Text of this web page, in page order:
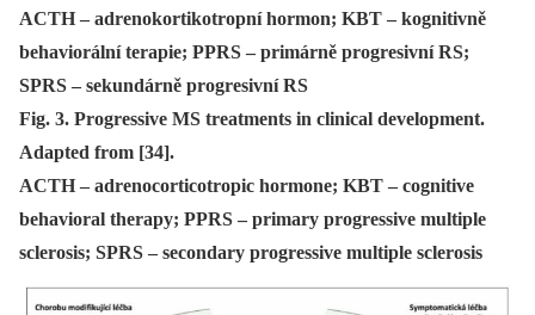
ACTH – adrenokortikotropní hormon; KBT – kognitivně
behaviorální terapie; PPRS – primárně progresivní RS;
SPRS – sekundárně progresivní RS
Fig. 3. Progressive MS treatments in clinical development.
Adapted from [34].
ACTH – adrenocorticotropic hormone; KBT – cognitive
behavioral therapy; PPRS – primary progressive multiple
sclerosis; SPRS – secondary progressive multiple sclerosis